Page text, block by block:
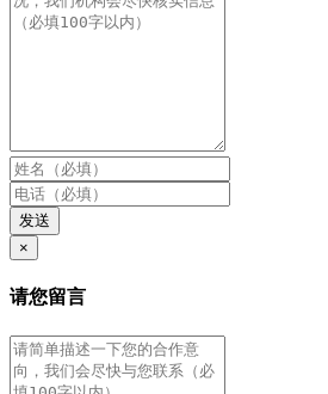
发送
×
请您留言